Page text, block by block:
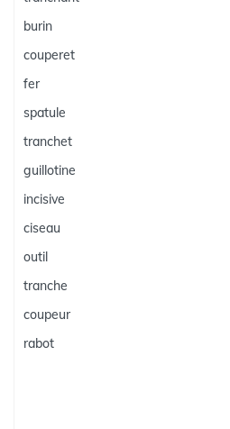
burin
couperet
fer
spatule
tranchet
guillotine
incisive
ciseau
outil
tranche
coupeur
rabot